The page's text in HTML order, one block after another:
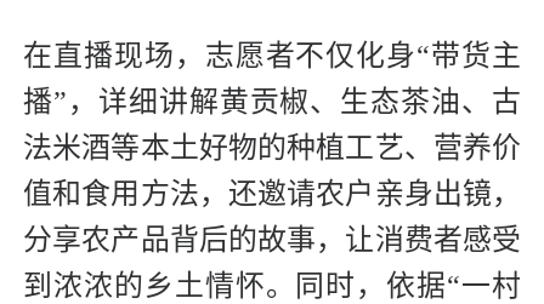
在直播现场，志愿者不仅化身“带货主
播”，详细讲解黄贡椒、生态茶油、古
法米酒等本土好物的种植工艺、营养价
值和食用方法，还邀请农户亲身出镜，
分享农产品背后的故事，让消费者感受
到浓浓的乡土情怀。同时，依据“一村